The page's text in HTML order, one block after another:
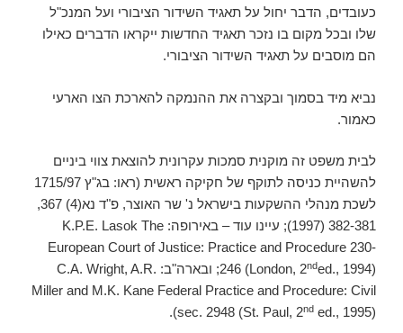
כעובדים, הדבר יחול על תאגיד השידור הציבורי ועל המנכ"ל
שלו ובכל מקום בו נזכר תאגיד החדשות ייקראו הדברים כאילו
הם מוסבים על תאגיד השידור הציבורי.
נביא מיד בסמוך ובקצרה את ההנמקה להארכת הצו הארעי
כאמור.
לבית משפט זה מוקנית סמכות עקרונית להוצאת צווי ביניים
להשהיית כניסה לתוקף של חקיקה ראשית (ראו: בג"ץ 1715/97
לשכת מנהלי ההשקעות בישראל נ' שר האוצר, פ"ד נא(4) 367,
382-381 (1997); עיינו עוד – באירופה: K.P.E. Lasok The
European Court of Justice: Practice and Procedure 230-
246 (London, 2nd
ed., 1994); ובארה"ב: C.A. Wright, A.R.
Miller and M.K. Kane Federal Practice and Procedure: Civil
sec. 2948 (St. Paul, 2nd ed., 1995)).